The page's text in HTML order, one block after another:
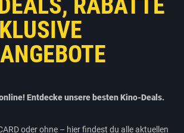
RABATTE
Entdecke unsere besten Kino-Deals.
oder ohne – hier findest du alle aktuellen